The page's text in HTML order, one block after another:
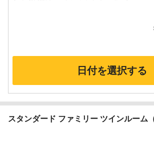
日付を選択する
スタンダード ファミリー ツインルーム